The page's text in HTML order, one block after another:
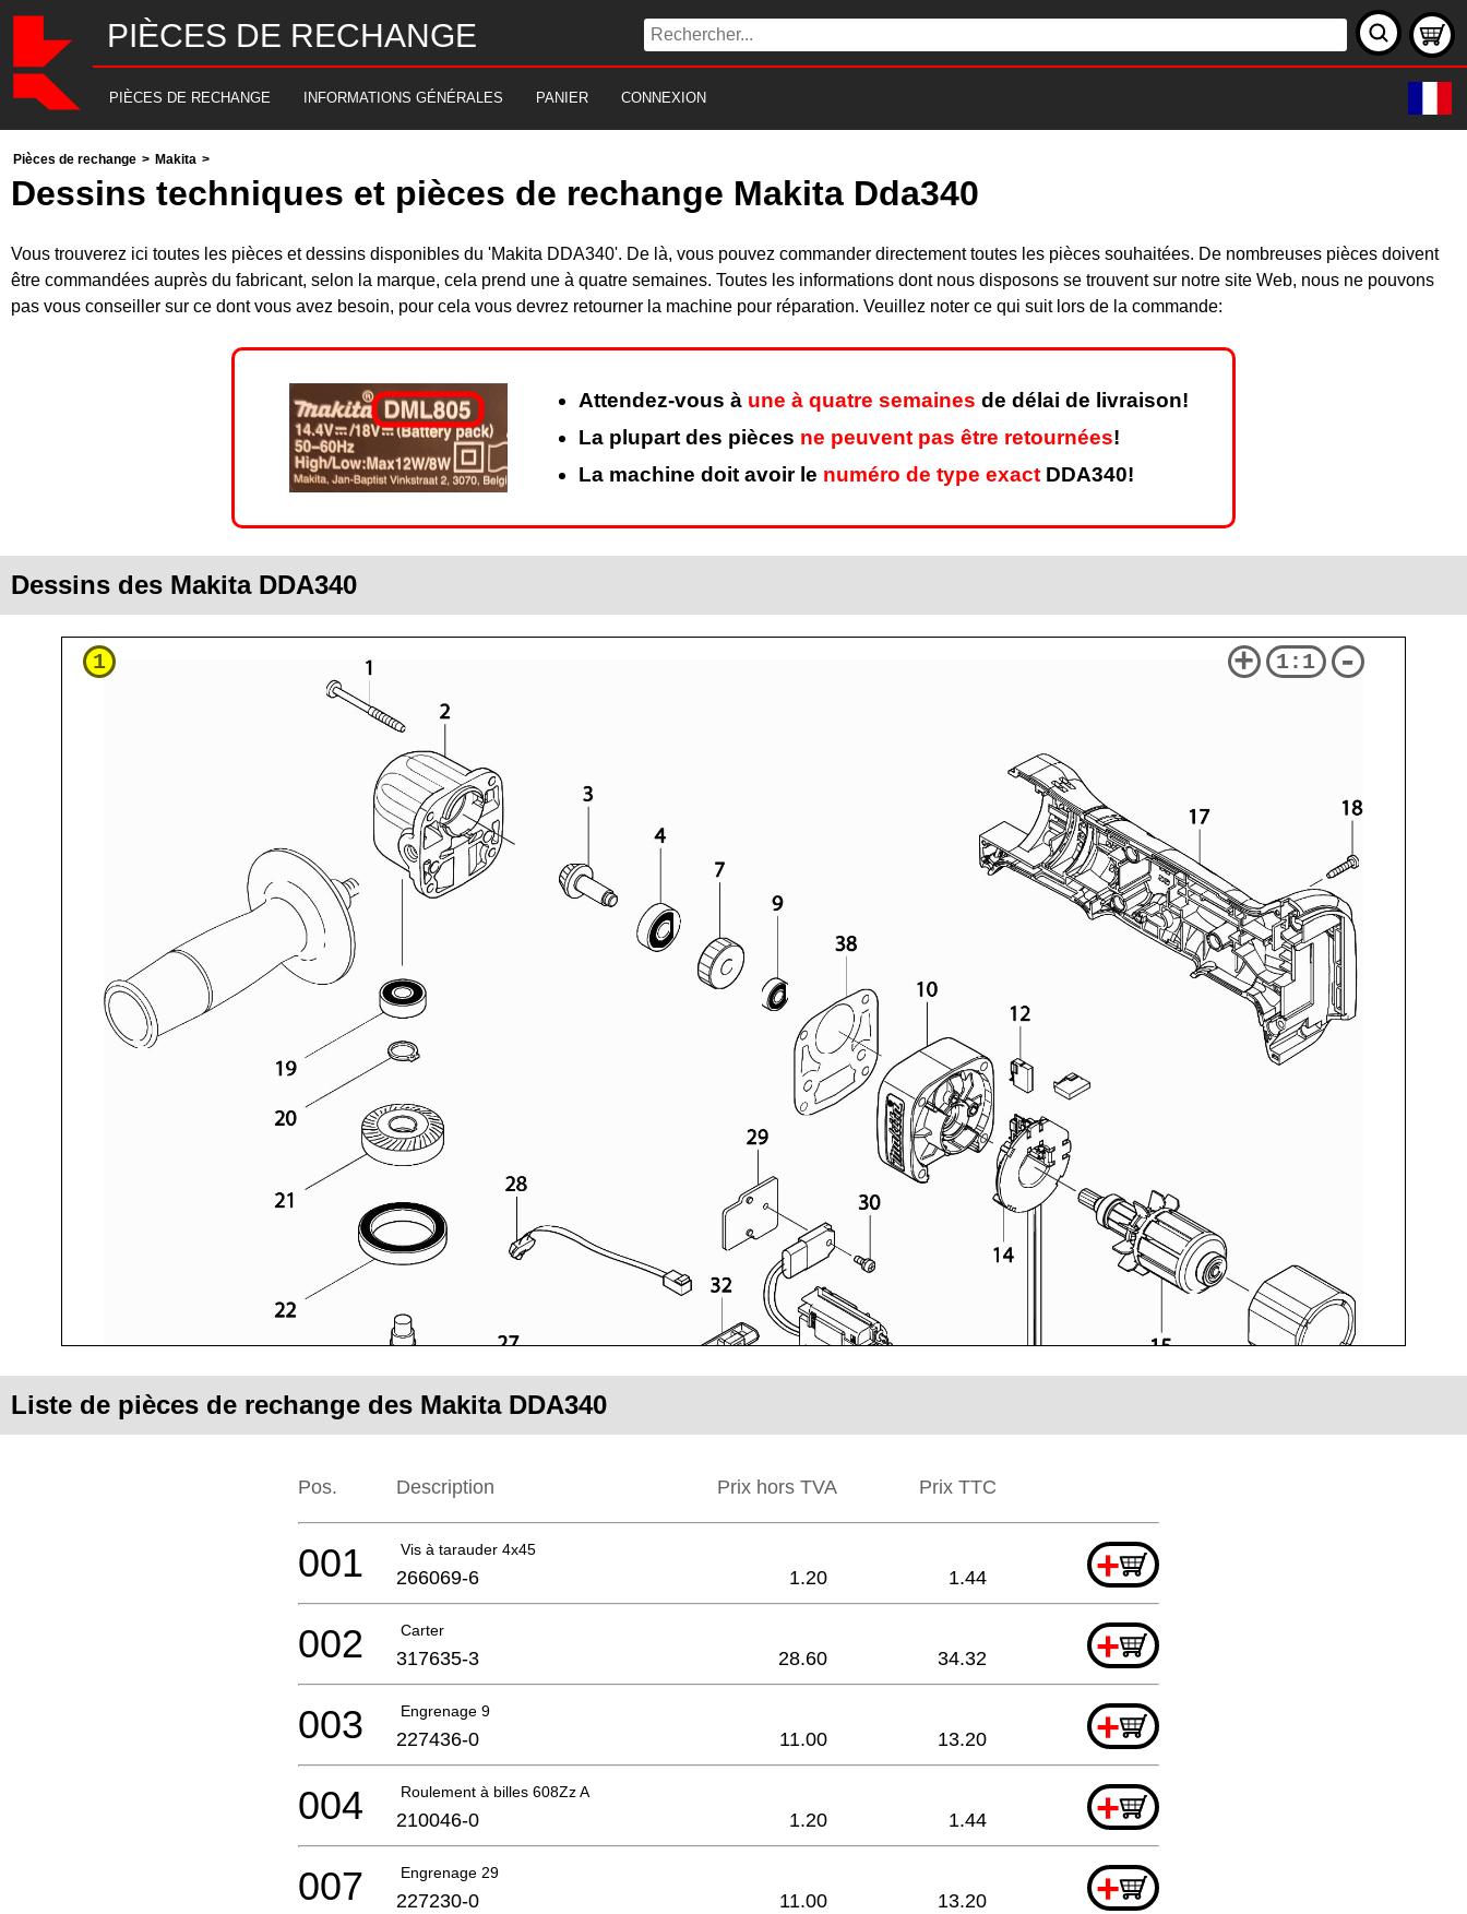
PIÈCES DE RECHANGE
PIÈCES DE RECHANGE INFORMATIONS GÉNÉRALES PANIER CONNEXION
Pièces de rechange > Makita >
Dessins techniques et pièces de rechange Makita Dda340
Vous trouverez ici toutes les pièces et dessins disponibles du 'Makita DDA340'. De là, vous pouvez commander directement toutes les pièces souhaitées. De nombreuses pièces doivent
être commandées auprès du fabricant, selon la marque, cela prend une à quatre semaines. Toutes les informations dont nous disposons se trouvent sur notre site Web, nous ne pouvons
pas vous conseiller sur ce dont vous avez besoin, pour cela vous devrez retourner la machine pour réparation. Veuillez noter ce qui suit lors de la commande:
Attendez-vous à une à quatre semaines de délai de livraison!
La plupart des pièces ne peuvent pas être retournées!
La machine doit avoir le numéro de type exact DDA340!
Dessins des Makita DDA340
1 + 1:1 -
Liste de pièces de rechange des Makita DDA340
Pos. Description Prix hors TVA Prix ​​TTC
Vis à tarauder 4x45 +
001 266069-6 1.20 1.44
Carter +
002 317635-3 28.60 34.32
Engrenage 9 +
003 227436-0 11.00 13.20
Roulement à billes 608Zz A +
004 210046-0 1.20 1.44
Engrenage 29 +
007 227230-0 11.00 13.20